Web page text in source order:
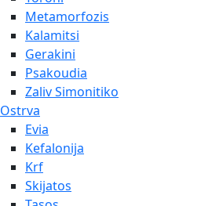
Metamorfozis
Kalamitsi
Gerakini
Psakoudia
Zaliv Simonitiko
Ostrva
Evia
Kefalonija
Krf
Skijatos